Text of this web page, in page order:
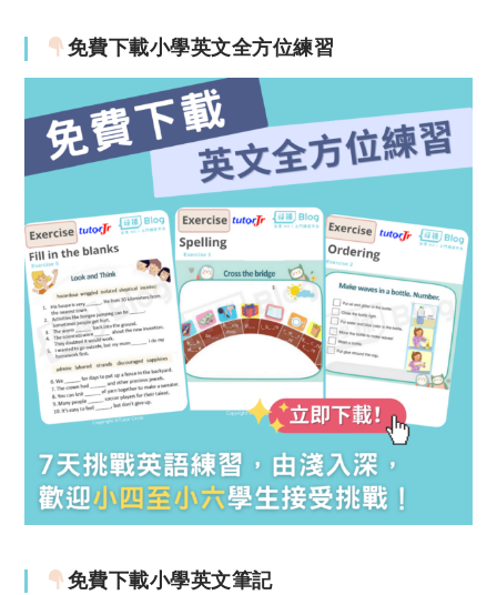
免費下載小學英文全方位練習
免費下載小學英文筆記